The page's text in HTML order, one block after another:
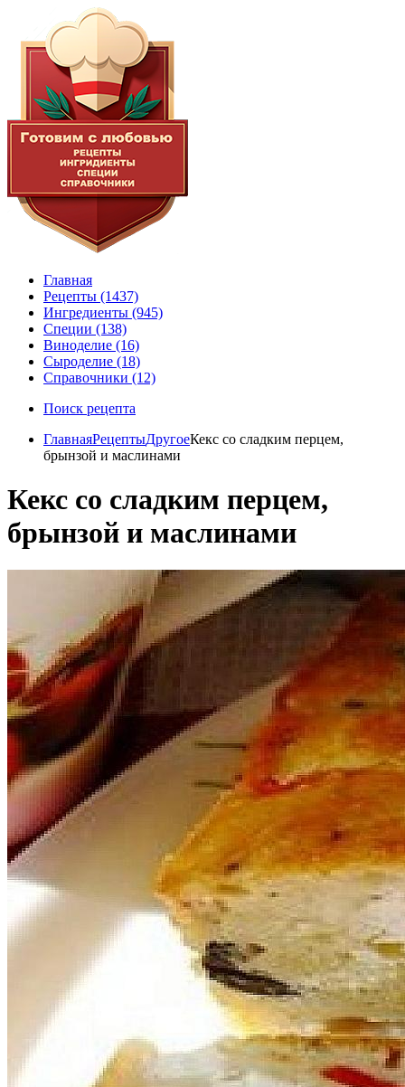
Главная
Рецепты (1437)
Ингредиенты (945)
Специи (138)
Виноделие (16)
Сыроделие (18)
Справочники (12)
Поиск рецепта
ГлавнаяРецептыДругоеКекс со сладким перцем,
брынзой и маслинами
Кекс со сладким перцем,
брынзой и маслинами